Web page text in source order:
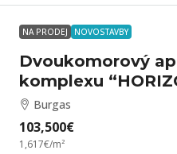
NA PRODEJ NOVOSTAVBY
Dvoukomorový
komplexu
Burgas
103,500€
1,617€/m²